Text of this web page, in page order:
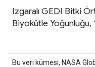
Izgaralı GEDI Bitki
Biyokütle
Bu veri kümesi, NASA